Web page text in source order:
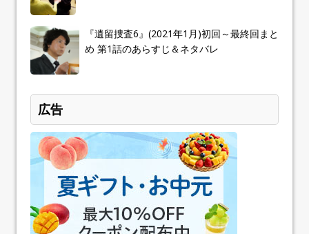
『遺留捜査6』(2021年1月)初回～最終回まと
め 第1話のあらすじ＆ネタバレ
広告